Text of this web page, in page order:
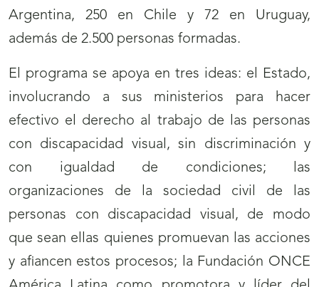
Argentina, 250 en Chile y 72 en Uruguay,
además de 2.500 personas formadas.
El programa se apoya en tres ideas: el Estado,
involucrando a sus ministerios para hacer
efectivo el derecho al trabajo de las personas
con discapacidad visual, sin discriminación y
con igualdad de condiciones; las
organizaciones de la sociedad civil de las
personas con discapacidad visual, de modo
que sean ellas quienes promuevan las acciones
y afiancen estos procesos; la Fundación ONCE